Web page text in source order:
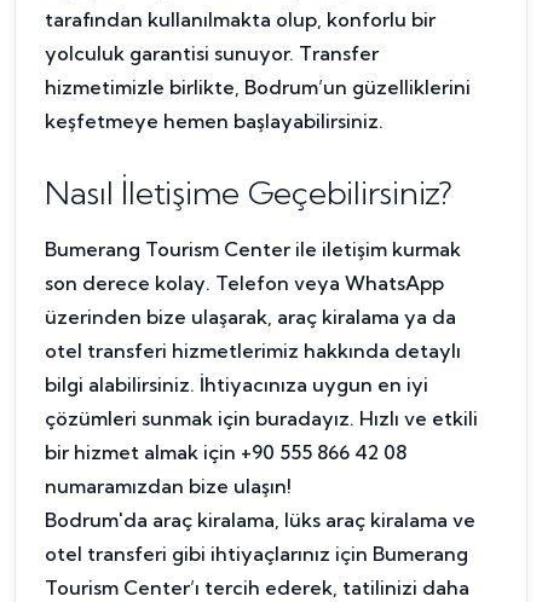
tarafından kullanılmakta olup, konforlu bir
yolculuk garantisi sunuyor. Transfer
hizmetimizle birlikte, Bodrum’un güzelliklerini
keşfetmeye hemen başlayabilirsiniz.
Nasıl İletişime Geçebilirsiniz?
Bumerang Tourism Center ile iletişim kurmak
son derece kolay. Telefon veya WhatsApp
üzerinden bize ulaşarak, araç kiralama ya da
otel transferi hizmetlerimiz hakkında detaylı
bilgi alabilirsiniz. İhtiyacınıza uygun en iyi
çözümleri sunmak için buradayız. Hızlı ve etkili
bir hizmet almak için +90 555 866 42 08
numaramızdan bize ulaşın!
Bodrum'da araç kiralama, lüks araç kiralama ve
otel transferi gibi ihtiyaçlarınız için Bumerang
Tourism Center’ı tercih ederek, tatilinizi daha